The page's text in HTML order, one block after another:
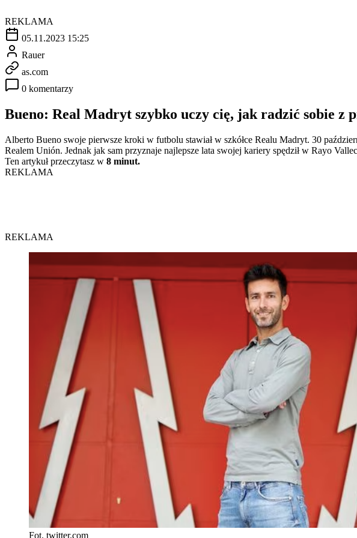
REKLAMA
05.11.2023 15:25
Rauer
as.com
0 komentarzy
Bueno: Real Madryt szybko uczy cię, jak radzić sobie z
Alberto Bueno swoje pierwsze kroki w futbolu stawiał w szkółce Realu Madryt. 30
Realem Unión. Jednak jak sam przyznaje najlepsze lata swojej kariery spędził w Rayo
Ten artykuł przeczytasz w 8 minut.
REKLAMA
REKLAMA
Fot. twitter.com